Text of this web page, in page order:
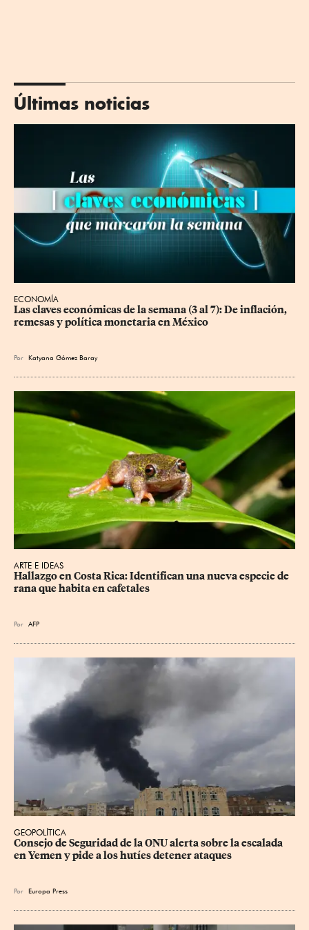
Últimas noticias
ECONOMÍA
Las claves económicas de la semana (3 al 7): De inflación,
remesas y política monetaria en México
Por Katyana Gómez Baray
ARTE E IDEAS
Hallazgo en Costa Rica: Identifican una nueva especie de
rana que habita en cafetales
Por AFP
GEOPOLÍTICA
Consejo de Seguridad de la ONU alerta sobre la escalada
en Yemen y pide a los hutíes detener ataques
Por Europa Press